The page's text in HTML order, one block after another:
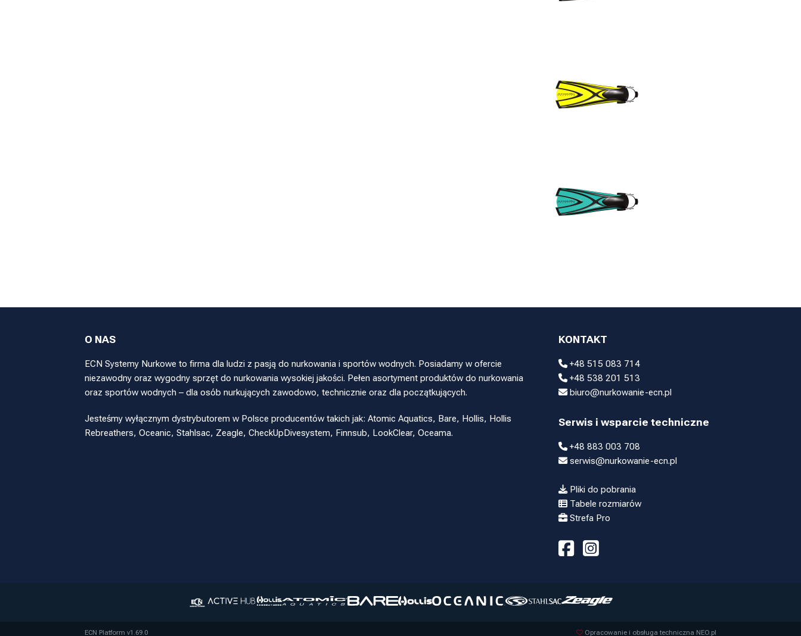
O NAS
ECN Systemy Nurkowe to firma dla ludzi z pasją do nurkowania i sportów wodnych. Posiadamy w ofercie
niezawodny oraz wygodny sprzęt do nurkowania wysokiej jakości. Pełen asortyment produktów do nurkowania
oraz sportów wodnych – dla osób nurkujących zawodowo, technicznie oraz dla początkujących.
Jesteśmy wyłącznym dystrybutorem w Polsce producentów takich jak: Atomic Aquatics, Bare, Hollis, Hollis
Rebreathers, Oceanic, Stahlsac, Zeagle, CheckUpDivesystem, Finnsub, LookClear, Oceama.
KONTAKT
+48 515 083 714
+48 538 201 513
biuro@nurkowanie-ecn.pl
Serwis i wsparcie techniczne
+48 883 003 708
serwis@nurkowanie-ecn.pl
Pliki do pobrania
Tabele rozmiarów
Strefa Pro
ECN Platform v1.69.0 Opracowanie i obsługa techniczna NEO.pl